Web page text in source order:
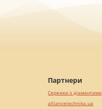
Партнери
Сережки з діамантами
alliancetechnika.ua